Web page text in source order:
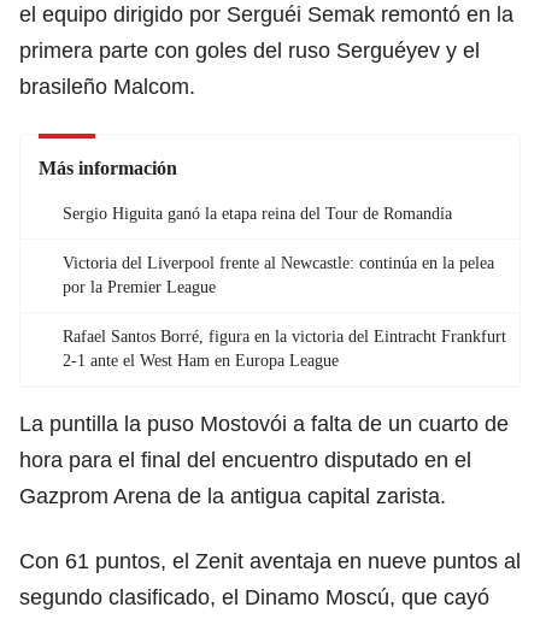
el equipo dirigido por Serguéi Semak remontó en la
primera parte con goles del ruso Serguéyev y el
brasileño Malcom.
Más información
Sergio Higuita ganó la etapa reina del Tour de Romandía
Victoria del Liverpool frente al Newcastle: continúa en la pelea
por la Premier League
Rafael Santos Borré, figura en la victoria del Eintracht Frankfurt
2-1 ante el West Ham en Europa League
La puntilla la puso Mostovói a falta de un cuarto de
hora para el final del encuentro disputado en el
Gazprom Arena de la antigua capital zarista.
Con 61 puntos, el Zenit aventaja en nueve puntos al
segundo clasificado, el Dinamo Moscú, que cayó